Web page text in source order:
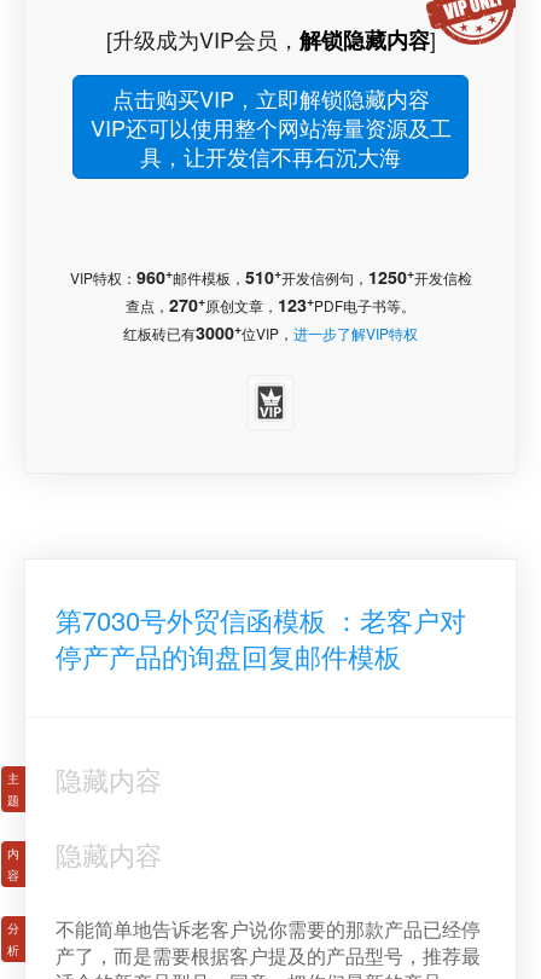
[升级成为VIP会员， 解锁隐藏内容]
点击购买VIP，立即解锁隐藏内容
VIP还可以使用整个网站海量资源及工
具，让开发信不再石沉大海
VIP特权： 960+邮件模板， 510+开发信例句， 1250+开发信检
查点， 270+原创文章， 123+PDF电子书等。
红板砖已有3000+位VIP， 进一步了解VIP特权
第7030号外贸信函模板 ：老客户对
停产产品的询盘回复邮件模板
隐藏内容
隐藏内容
不能简单地告诉老客户说你需要的那款产品已经停
产了，而是需要根据客户提及的产品型号，推荐最